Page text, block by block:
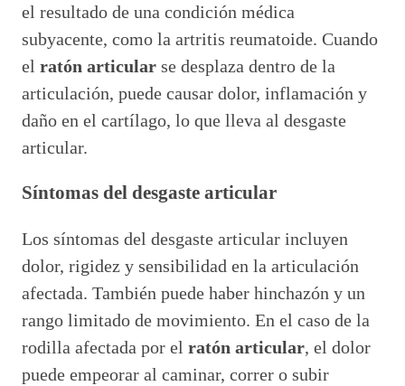
el resultado de una condición médica
subyacente, como la artritis reumatoide. Cuando
el ratón articular se desplaza dentro de la
articulación, puede causar dolor, inflamación y
daño en el cartílago, lo que lleva al desgaste
articular.
Síntomas del desgaste articular
Los síntomas del desgaste articular incluyen
dolor, rigidez y sensibilidad en la articulación
afectada. También puede haber hinchazón y un
rango limitado de movimiento. En el caso de la
rodilla afectada por el ratón articular, el dolor
puede empeorar al caminar, correr o subir